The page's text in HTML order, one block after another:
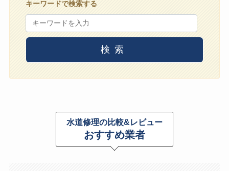
キーワードで検索する
検索
水道修理の比較&レビュー
おすすめ業者